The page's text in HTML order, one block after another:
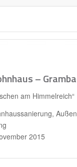
–
am Himmelreich“
2015